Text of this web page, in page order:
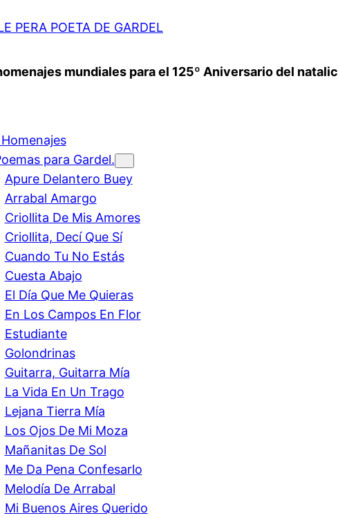
PERA POETA DE GARDEL
mundiales para el 125º Aniversario del
para Gardel.
Apure Delantero Buey
Arrabal Amargo
Criollita De Mis Amores
Criollita, Decí Que Sí
Cuando Tu No Estás
Cuesta Abajo
El Día Que Me Quieras
En Los Campos En Flor
Estudiante
Golondrinas
Guitarra, Guitarra Mía
La Vida En Un Trago
Lejana Tierra Mía
Los Ojos De Mi Moza
Mañanitas De Sol
Me Da Pena Confesarlo
Melodía De Arrabal
Mi Buenos Aires Querido